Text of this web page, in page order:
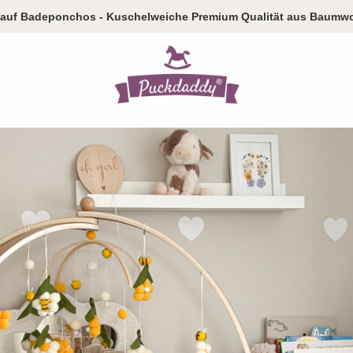
Badeponchos - Kuschelweiche Premium Qualität aus